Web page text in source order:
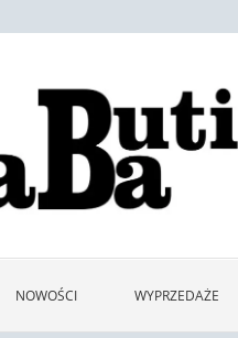
NOWOŚCI WYPRZEDAŻE